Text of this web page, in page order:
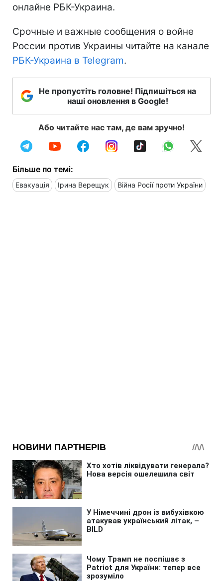
онлайне РБК-Украина.
Срочные и важные сообщения о войне
России против Украины читайте на канале
РБК-Украина в Telegram.
Не пропустіть головне! Підпишіться на
наші оновлення в Google!
Або читайте нас там, де вам зручно!
Більше по темі:
Евакуація Ірина Верещук Війна Росії проти України